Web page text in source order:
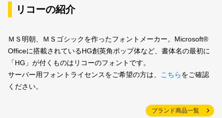
リコーの紹介
ＭＳ明朝、ＭＳゴシックを作ったフォントメーカー。Microsoft®
Officeに搭載されているHG創英角ポップ体など、書体名の最初に
「HG」が付くものはリコーのフォントです。
サーバー用フォントライセンスをご希望の方は、 こちらをご確認
ください。
ブランド商品一覧